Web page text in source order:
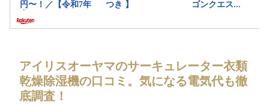
アイリスオーヤマのサーキュレーター衣類
乾燥除湿機の口コミ。気になる電気代も徹
底調査！